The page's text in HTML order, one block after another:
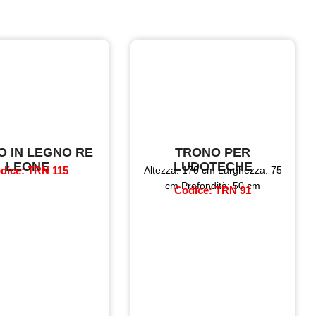
IN LEGNO RE
LEONE
TRN 115
TRONO PER
LUDOTECHE
Altezza: 170 cm Larghezza: 75
cm Profondità: 50 cm
Codice: TRN 91